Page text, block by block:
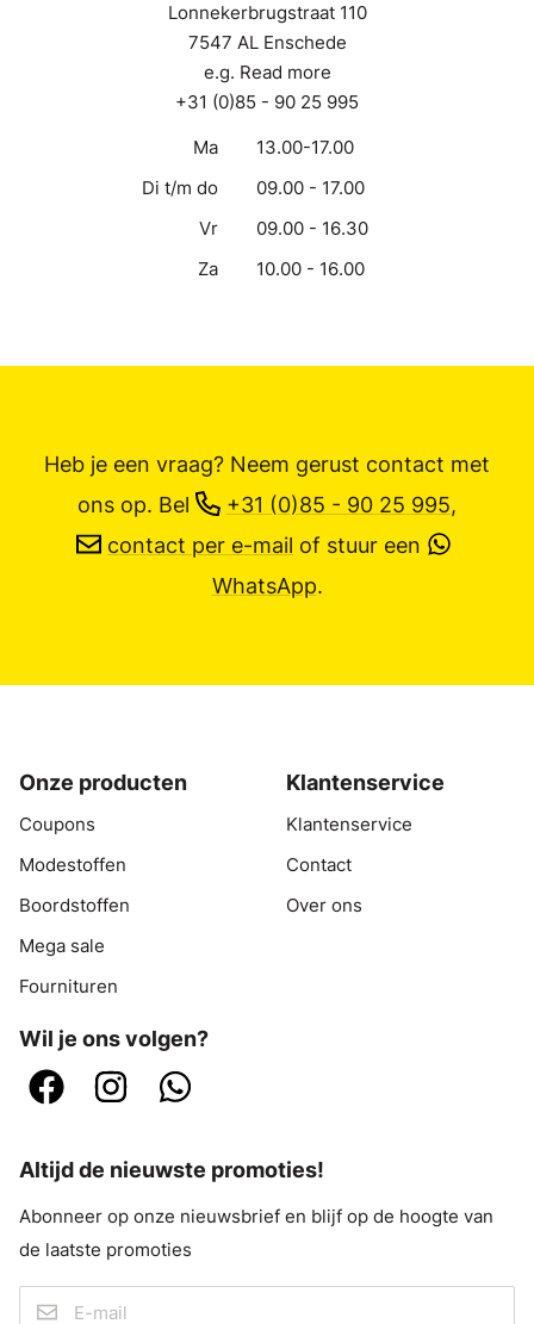
Lonnekerbrugstraat 110
7547 AL Enschede
e.g. Read more
+31 (0)85 - 90 25 995
Ma
13.00-17.00
Di t/m do
09.00 - 17.00
Vr
09.00 - 16.30
Za
10.00 - 16.00
Heb je een vraag? Neem gerust contact met
ons op. Bel +31 (0)85 - 90 25 995,
contact per e-mail of stuur een
WhatsApp.
Onze producten
Coupons
Modestoffen
Boordstoffen
Mega sale
Fournituren
Klantenservice
Klantenservice
Contact
Over ons
Wil je ons volgen?
Altijd de nieuwste promoties!
Abonneer op onze nieuwsbrief en blijf op de hoogte van
de laatste promoties